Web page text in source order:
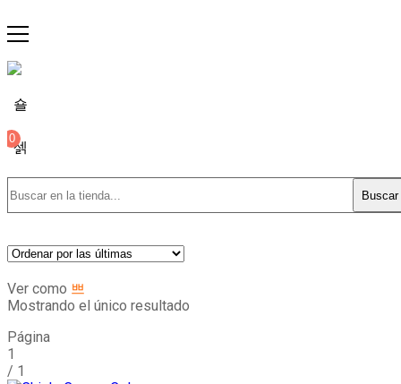
0
Buscar
Ver como
Mostrando el único resultado
Página
1
/ 1